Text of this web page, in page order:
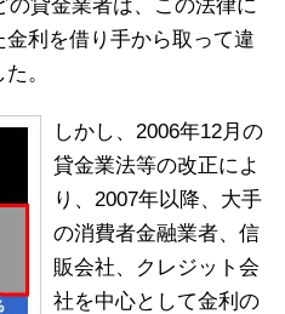
の貸金業者は、この法律に
利を借り手から取って違
。
しかし、2006年12月の
貸金業法等の改正によ
り、2007年以降、大手
の消費者金融業者、信
販会社、クレジット会
社を中心として金利の